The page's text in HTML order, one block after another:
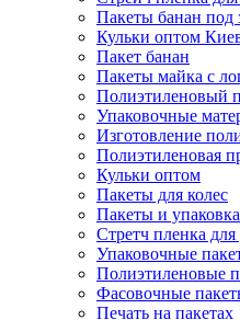
Пакеты банан под
Кульки оптом
Пакет банан
Пакеты майка с
Полиэтиленовый
Упаковочные
Изготовление
Полиэтиленовая
Кульки оптом
Пакеты для колес
Пакеты и
Стретч пленка для
Упаковочные
Полиэтиленовые
Фасовочные
Печать на пакетах